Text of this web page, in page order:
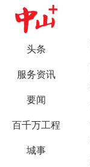
头条
服务资讯
要闻
百千万工程
城事